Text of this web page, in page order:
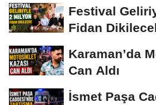
Festival
Fidan
Karaman’da
Can Aldı
İsmet Paşa